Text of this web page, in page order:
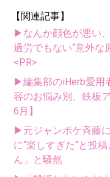
【関連記事】
▶なんか顔色が悪い
過労でもない“意外な
<PR>
▶編集部のiHerb愛用
容のお悩み別、鉄板
6月】
▶元ジャンポケ斉藤
に“楽しすぎた“と投
ん」と騒然